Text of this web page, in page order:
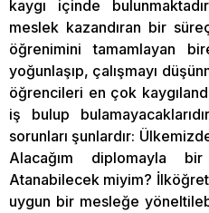
kaygı içinde
meslek kazandıran bir
öğrenimini tamamlayan
yoğunlaşıp, çalışmayı
öğrencileri en çok
iş bulup
sorunları şunlardır:
Alacağım diplomayla
Atanabilecek miyim?
uygun bir mesleğe